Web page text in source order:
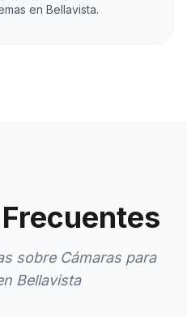
en Bellavista.
sobre Cámaras para
Bellavista